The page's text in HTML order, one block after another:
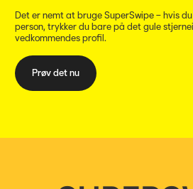
Det er nemt at bruge SuperSwipe – hvis
person, trykker du bare på det gule
vedkommendes profil.
Prøv det nu